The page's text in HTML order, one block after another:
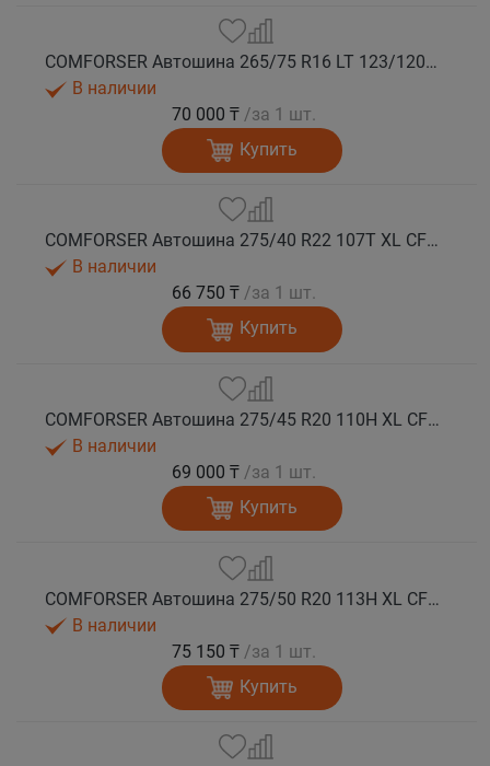
COMFORSER Автошина 265/75 R16 LT 123/120S CF1100 10PR RWL лето
В наличии
70 000 ₸ /за 1 шт.
Купить
COMFORSER Автошина 275/40 R22 107T XL CF1100 RWL лето
В наличии
66 750 ₸ /за 1 шт.
Купить
COMFORSER Автошина 275/45 R20 110H XL CF1100 RWL лето
В наличии
69 000 ₸ /за 1 шт.
Купить
COMFORSER Автошина 275/50 R20 113H XL CF1100 RWL лето
В наличии
75 150 ₸ /за 1 шт.
Купить